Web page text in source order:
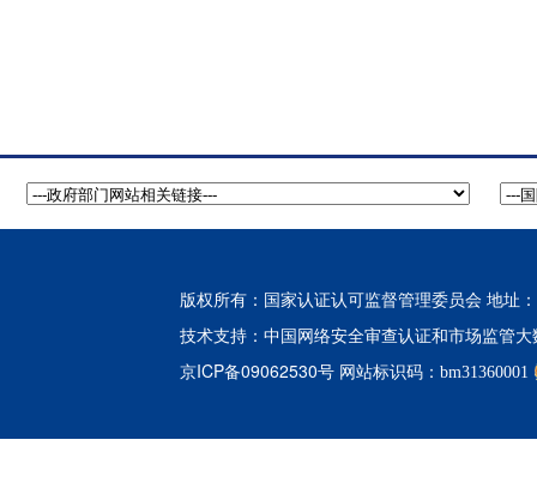
版权所有：国家认证认可监督管理委员会 地址
技术支持： 中国网络安全审查认证和市场监管
京ICP备09062530号 网站标识码：bm31360001